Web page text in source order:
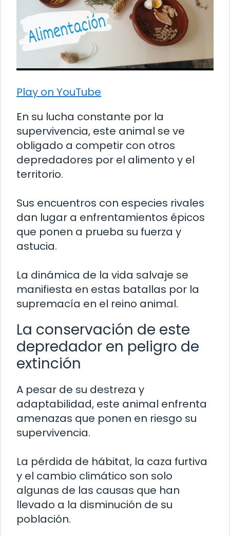
Play on YouTube
En su lucha constante por la
supervivencia, este animal se ve
obligado a competir con otros
depredadores por el alimento y el
territorio.
Sus encuentros con especies rivales
dan lugar a enfrentamientos épicos
que ponen a prueba su fuerza y ​​
astucia.
La dinámica de la vida salvaje se
manifiesta en estas batallas por la
supremacía en el reino animal.
La conservación de este
depredador en peligro de
extinción
A pesar de su destreza y
adaptabilidad, este animal enfrenta
amenazas que ponen en riesgo su
supervivencia.
La pérdida de hábitat, la caza furtiva
y el cambio climático son solo
algunas de las causas que han
llevado a la disminución de su
población.